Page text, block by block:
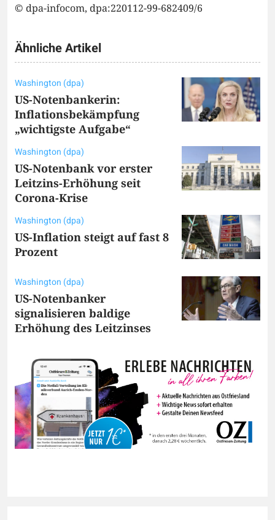
© dpa-infocom, dpa:220112-99-682409/6
Ähnliche Artikel
Washington (dpa)
US-Notenbankerin:
Inflationsbekämpfung
„wichtigste Aufgabe“
Washington (dpa)
US-Notenbank vor erster
Leitzins-Erhöhung seit
Corona-Krise
Washington (dpa)
US-Inflation steigt auf fast 8
Prozent
Washington (dpa)
US-Notenbanker
signalisieren baldige
Erhöhung des Leitzinses